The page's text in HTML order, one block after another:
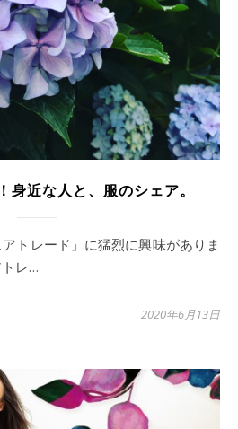
身近な人と、服のシェア。
レ…
2020年6月13日